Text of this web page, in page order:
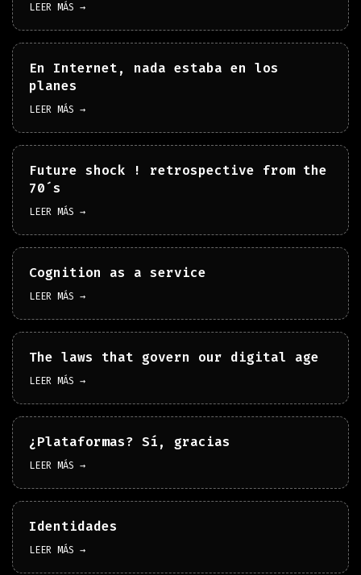
LEER MÁS →
En Internet, nada estaba en los
planes
LEER MÁS →
Future shock ! retrospective from the
70´s
LEER MÁS →
Cognition as a service
LEER MÁS →
The laws that govern our digital age
LEER MÁS →
¿Plataformas? Sí, gracias
LEER MÁS →
Identidades
LEER MÁS →